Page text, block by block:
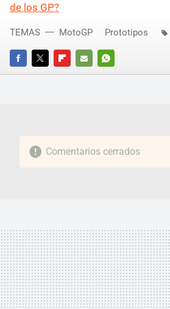
de los GP?
FACEBOOKTWITTERFLIPBOARD
E-
WHATSAPP
TEMAS MotoGP Prototipos
Comentarios cerrados